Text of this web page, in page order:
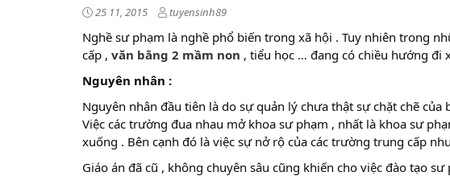
25 11, 2015 tuyensinh89
Nghề sư phạm là nghề phổ biến trong xã hội . Tuy nhiên trong
cấp , văn bằng 2 mầm non , tiểu học … đang có chiều hướng đi
Nguyên nhân :
Nguyên nhân đầu tiên là do sự quản lý chưa thật sự chặt chẽ
Việc các trường đua nhau mở khoa sư phạm , nhất là khoa sư
xuống . Bên cạnh đó là việc sự nở rộ của các trường trung cấp
Giáo án đã cũ , không chuyên sâu cũng khiến cho việc đào tạo